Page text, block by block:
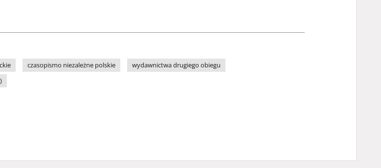
czasopismo niezależne polskie
wydawnictwa drugiego obiegu